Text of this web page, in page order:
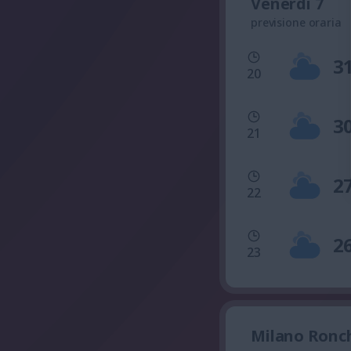
previsione oraria
20 31
21 30
22
23
Milano